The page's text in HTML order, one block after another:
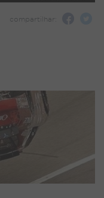
compartilhar: